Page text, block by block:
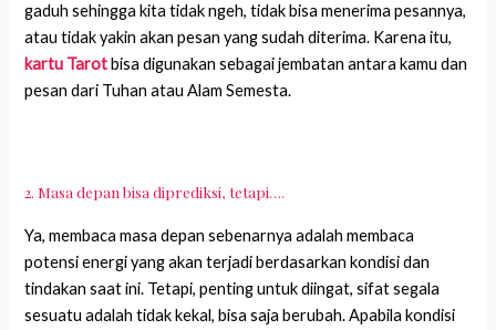
gaduh sehingga kita tidak ngeh, tidak bisa menerima pesannya,
atau tidak yakin akan pesan yang sudah diterima. Karena itu,
kartu Tarotbisa digunakan sebagai jembatan antara kamu dan
pesan dari Tuhan atau Alam Semesta.
2. Masa depan bisa diprediksi, tetapi….
Ya, membaca masa depan sebenarnya adalah membaca
potensi energi yang akan terjadi berdasarkan kondisi dan
tindakan saat ini. Tetapi, penting untuk diingat, sifat segala
sesuatu adalah tidak kekal, bisa saja berubah. Apabila kondisi